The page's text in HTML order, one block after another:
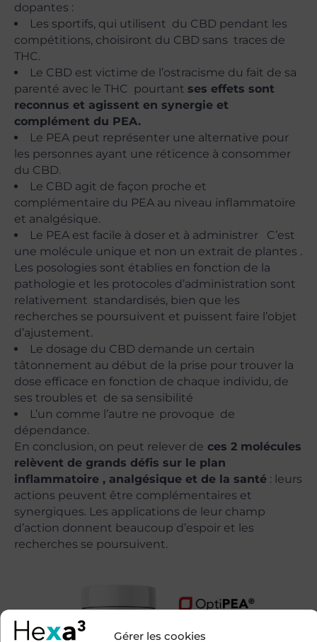
Gérer les cookies
dopantes :
Les sportifs, qui utilisent du CBD pendant les
compétitions, choisiront du CBD sans traces de
THC.
Le CBD est victime de l’ostracisme du fait de sa
parenté avec le THC pourtant ses effets sont
reconnus et agissent en synergie et
complément du PEA.
Le PEA peut représenter une alternative pour
les personnes ayant une réticence à consommer
du CBD.
Le CBD agit de façon proche et
complémentaire du PEA au niveau inflammatoire
et analgésique.
Le PEA est facile à doser et à administrer C’est
une molécule unique et non un extrait de plantes .
Les posologies sont établies en fonction de la
pathologie et les protocoles d’administration sont
relativement standardisés, bien que les
recherches se poursuivent et puissent faire l’objet
d’ajustement.
Le dosage du CBD demande un certain
tâtonnement au début de la prise pour trouver la
dose efficace en fonction de chaque individu, de
ses troubles et de sa sensibilité
L’un comme l’autre ne provoque de
dépendance.
En conclusion, on peut relever de ces 2 molécules
relèvent de grands défis sur le plan
inflammatoire , analgésique et de la santé : leurs
actions peuvent être complémentaires et
synergiques. Les applications de leur champ
d’action donnent beaucoup d’espoir et les
recherches se poursuivent.